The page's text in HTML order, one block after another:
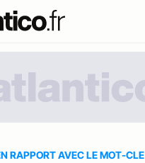
RAPPORT AVEC LE MOT-CLE